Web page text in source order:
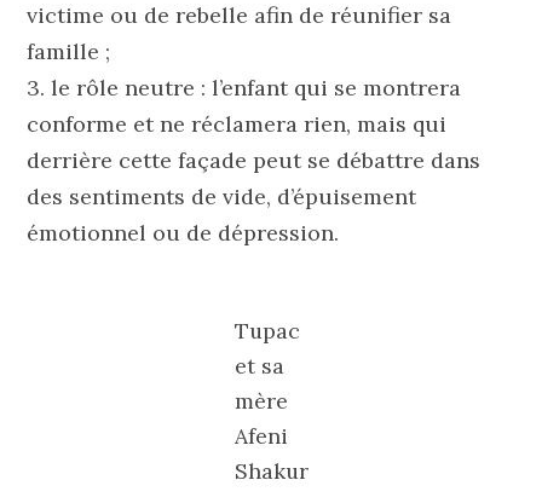
victime ou de rebelle afin de réunifier sa
famille ;
3. le rôle neutre : l’enfant qui se montrera
conforme et ne réclamera rien, mais qui
derrière cette façade peut se débattre dans
des sentiments de vide, d’épuisement
émotionnel ou de dépression.
Tupac
et sa
mère
Afeni
Shakur